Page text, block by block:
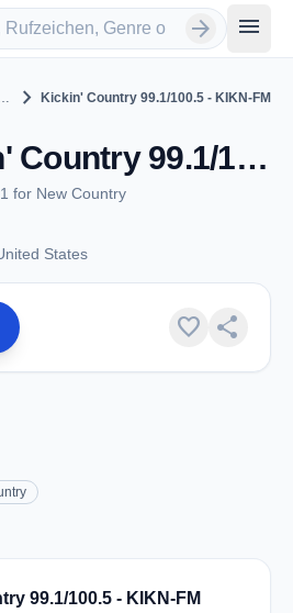
arrow_forward menu
chevron_right Kickin' Country 99.1/100.5 - KIKN-FM
Kickin' Country 99.1/100.5 - KIKN-FM - FM 100.5 - Salem, SD
for New Country
States
favorite share
99.1/100.5 - KIKN-FM